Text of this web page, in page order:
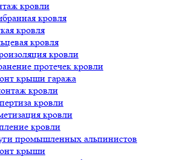
кровли
кровля
кровля
кровля
кровли
протечек кровли
крыши гаража
кровли
кровли
кровли
кровли
промышленных альпинистов
крыши